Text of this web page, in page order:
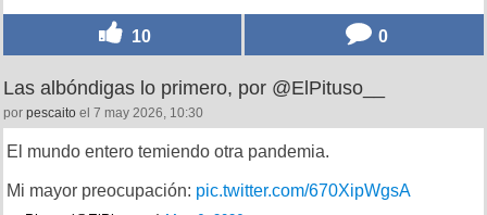
10 0
Las albóndigas lo primero, por @ElPituso__
por pescaito el 7 may 2026, 10:30
El mundo entero temiendo otra pandemia.
Mi mayor preocupación: pic.twitter.com/670XipWgsA